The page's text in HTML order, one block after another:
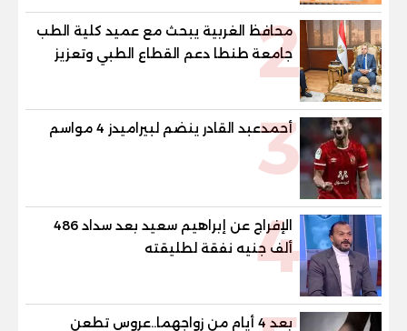
2
محافظ الغربية يبحث مع عميد كلية الطب
جامعة طنطا دعم القطاع الطبي وتعزيز
الاستفادة من الخبرات الأكاديمية
3
أحمدعبد القادر ينضم لبيراميدز 4 مواسم
4
الإفراج عن إبراهيم سعيد بعد سداد 486
ألف جنيه نفقة لطليقته
بعد 4 أيام من زواجهما..عروس تطعن